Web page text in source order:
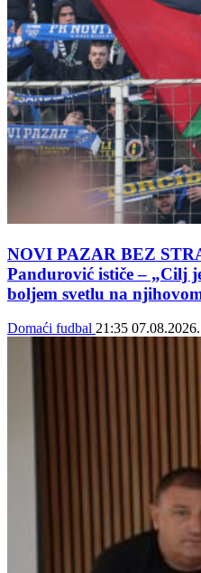
NOVI PAZAR BEZ
Pandurović ističe – „Cilj
boljem svetlu na
Domaći fudbal 21:35 07.08.2026.